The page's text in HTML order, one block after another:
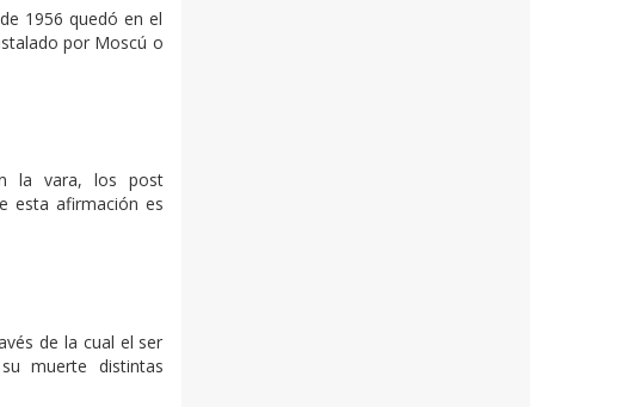
1956 quedó en el
por Moscú o
la vara, los post
esta afirmación es
de la cual el ser
muerte distintas